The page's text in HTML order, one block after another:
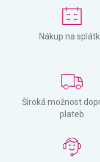
Nákup na
Široká možnost
plateb